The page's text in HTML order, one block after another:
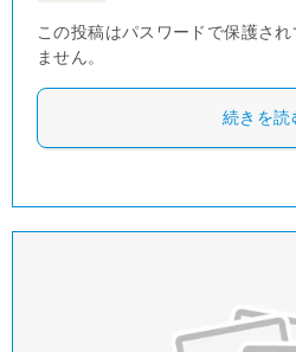
この投稿はパスワードで保護さ
ません。
続きを読